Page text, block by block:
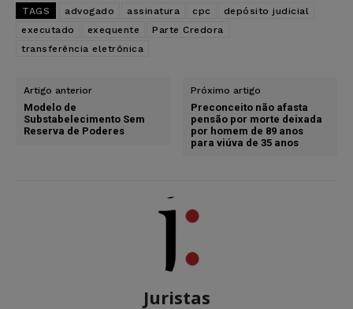
TAGS advogado assinatura cpc
depósito judicial
executado
exequente
Parte Credora
transferência eletrônica
Artigo anterior
Modelo de
Substabelecimento Sem
Reserva de Poderes
Próximo artigo
Preconceito não afasta
pensão por morte deixada
por homem de 89 anos
para viúva de 35 anos
Juristas